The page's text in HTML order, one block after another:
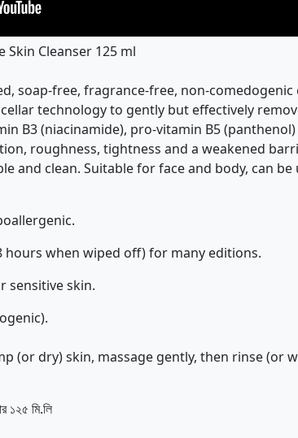
Skin Cleanser 125 ml
soap-free, fragrance-free, non-
technology to gently but effectively
B3 (niacinamide), pro-vitamin B5
roughness, tightness and a weakened
and clean. Suitable for face and body, can
hours when wiped off) for many editions.
sensitive skin.
(or dry) skin, massage gently, then rinse
১২৫ মি.লি